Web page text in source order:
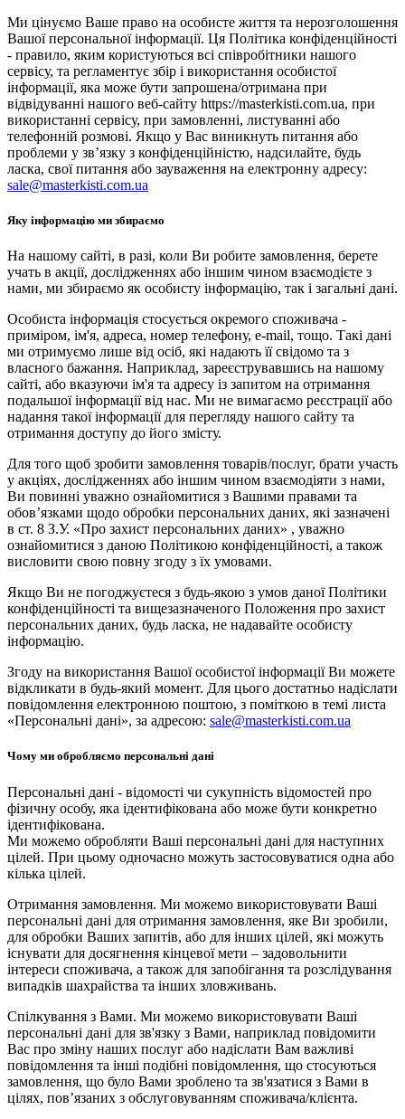
Ми цінуємо Ваше право на особисте життя та нерозголошення
Вашої персональної інформації. Ця Політика конфіденційності
- правило, яким користуються всі співробітники нашого
сервісу, та регламентує збір і використання особистої
інформації, яка може бути запрошена/отримана при
відвідуванні нашого веб-сайту https://masterkisti.com.ua, при
використанні сервісу, при замовленні, листуванні або
телефонній розмові. Якщо у Вас виникнуть питання або
проблеми у зв’язку з конфіденційністю, надсилайте, будь
ласка, свої питання або зауваження на електронну адресу:
sale@masterkisti.com.ua
Яку інформацію ми збираємо
На нашому сайті, в разі, коли Ви робите замовлення, берете
учать в акції, дослідженнях або іншим чином взаємодієте з
нами, ми збираємо як особисту інформацію, так і загальні дані.
Особиста інформація стосується окремого споживача -
приміром, ім'я, адреса, номер телефону, e-mail, тощо. Такі дані
ми отримуємо лише від осіб, які надають її свідомо та з
власного бажання. Наприклад, зареєструвавшись на нашому
сайті, або вказуючи ім'я та адресу із запитом на отримання
подальшої інформації від нас. Ми не вимагаємо реєстрації або
надання такої інформації для перегляду нашого сайту та
отримання доступу до його змісту.
Для того щоб зробити замовлення товарів/послуг, брати участь
у акціях, дослідженнях або іншим чином взаємодіяти з нами,
Ви повинні уважно ознайомитися з Вашими правами та
обов’язками щодо обробки персональних даних, які зазначені
в ст. 8 З.У. «Про захист персональних даних» , уважно
ознайомитися з даною Політикою конфіденційності, а також
висловити свою повну згоду з їх умовами.
Якщо Ви не погоджуєтеся з будь-якою з умов даної Політики
конфіденційності та вищезазначеного Положення про захист
персональних даних, будь ласка, не надавайте особисту
інформацію.
Згоду на використання Вашої особистої інформації Ви можете
відкликати в будь-який момент. Для цього достатньо надіслати
повідомлення електронною поштою, з поміткою в темі листа
«Персональні дані», за адресою: sale@masterkisti.com.ua
Чому ми обробляємо персональні дані
Персональні дані - відомості чи сукупність відомостей про
фізичну особу, яка ідентифікована або може бути конкретно
ідентифікована.
Ми можемо обробляти Ваші персональні дані для наступних
цілей. При цьому одночасно можуть застосовуватися одна або
кілька цілей.
Отримання замовлення. Ми можемо використовувати Ваші
персональні дані для отримання замовлення, яке Ви зробили,
для обробки Ваших запитів, або для інших цілей, які можуть
існувати для досягнення кінцевої мети – задовольнити
інтереси споживача, а також для запобігання та розслідування
випадків шахрайства та інших зловживань.
Спілкування з Вами. Ми можемо використовувати Ваші
персональні дані для зв'язку з Вами, наприклад повідомити
Вас про зміну наших послуг або надіслати Вам важливі
повідомлення та інші подібні повідомлення, що стосуються
замовлення, що було Вами зроблено та зв'язатися з Вами в
цілях, пов’язаних з обслуговуванням споживача/клієнта.